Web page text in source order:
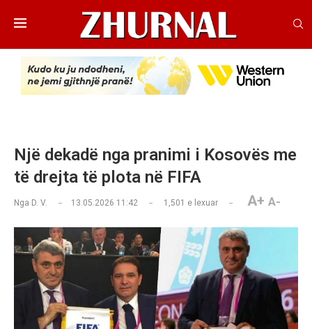
Një dekadë nga pranimi i Kosovës me
të drejta të plota në FIFA
Nga D. V. 13.05.2026 11:42 1,501 e lexuar A+ A-